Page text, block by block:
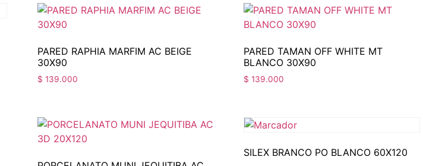
PARED RAPHIA MARFIM AC BEIGE
30X90
$ 139.000
PARED TAMAN OFF WHITE MT
BLANCO 30X90
$ 139.000
SILEX BRANCO PO BLANCO 60X120